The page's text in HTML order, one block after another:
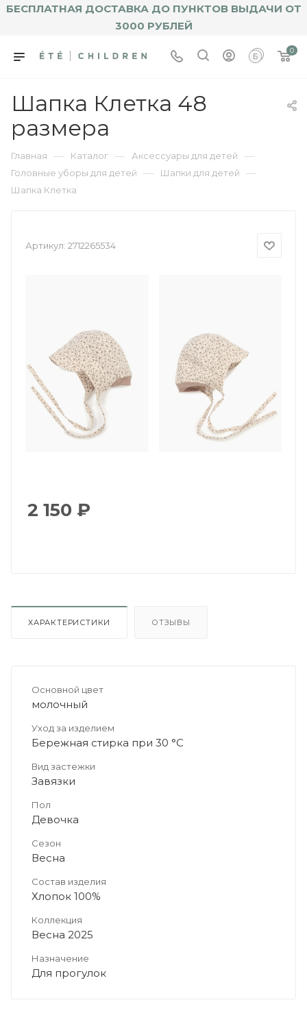
БЕСПЛАТНАЯ ДОСТАВКА ДО ПУНКТОВ ВЫДАЧИ ОТ
3000 РУБЛЕЙ
0
Шапка Клетка 48
размера
Главная — Каталог — Аксессуары для детей —
Головные уборы для детей — Шапки для детей —
Шапка Клетка
Артикул: 2712265534
2 150 ₽
ХАРАКТЕРИСТИКИ ОТЗЫВЫ
Основной цвет
молочный
Уход за изделием
Бережная стирка при 30 °C
Вид застежки
Завязки
Пол
Девочка
Сезон
Весна
Состав изделия
Хлопок 100%
Коллекция
Весна 2025
Назначение
Для прогулок